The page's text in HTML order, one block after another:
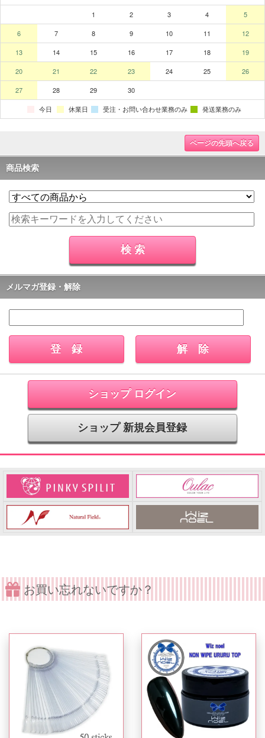
ページの先頭へ戻る
商品検索
メルマガ登録・解除
ショップ ログイン
ショップ 新規会員登録